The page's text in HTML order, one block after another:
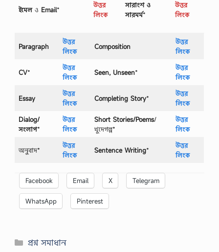
ইমেলও Email*
উত্তর
লিংক
সারাংশ ও
সারমর্ম*
উত্তর
লিংক
Paragraph
উত্তর
লিংক
Composition
উত্তর
লিংক
CV*
উত্তর
লিংক
Seen, Unseen*
উত্তর
লিংক
Essay
উত্তর
লিংক
Completing Story*
উত্তর
লিংক
Dialog/
সংলাপ*
উত্তর
লিংক
Short Stories/Poems/
খুদেগল্প*
উত্তর
লিংক
অনুবাদ*
উত্তর
লিংক
Sentence Writing*
উত্তর
লিংক
Facebook Email X Telegram
WhatsApp Pinterest
Categories
প্রশ্ন সমাধান